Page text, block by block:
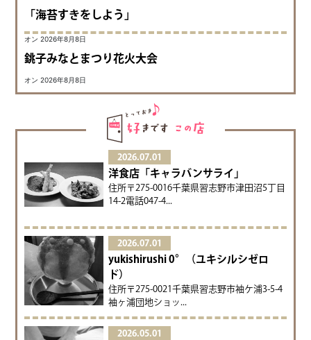
「海苔すきをしよう」
オン 2026年8月8日
銚子みなとまつり花火大会
オン 2026年8月8日
2026.07.01
洋食店「キャラバンサライ」
住所〒275-0016千葉県習志野市津田沼5丁目
14-2電話047-4...
2026.07.01
yukishirushi 0°（ユキシルシゼロ
ド）
住所〒275-0021千葉県習志野市袖ケ浦3-5-4
袖ヶ浦団地ショッ...
2026.05.01